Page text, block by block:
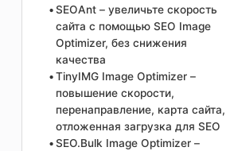
SEOAnt – увеличьте скорость
сайта с помощью SEO Image
Optimizer, без снижения
качества
TinyIMG Image Optimizer –
повышение скорости,
перенаправление, карта сайта,
отложенная загрузка для SEO
SEO.Bulk Image Optimizer –